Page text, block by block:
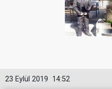
14:52
23 Eylül 2019